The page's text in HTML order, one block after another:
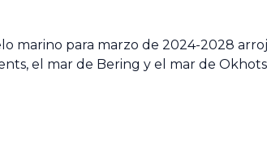
para marzo de 2024-2028
el mar de Bering y el mar de